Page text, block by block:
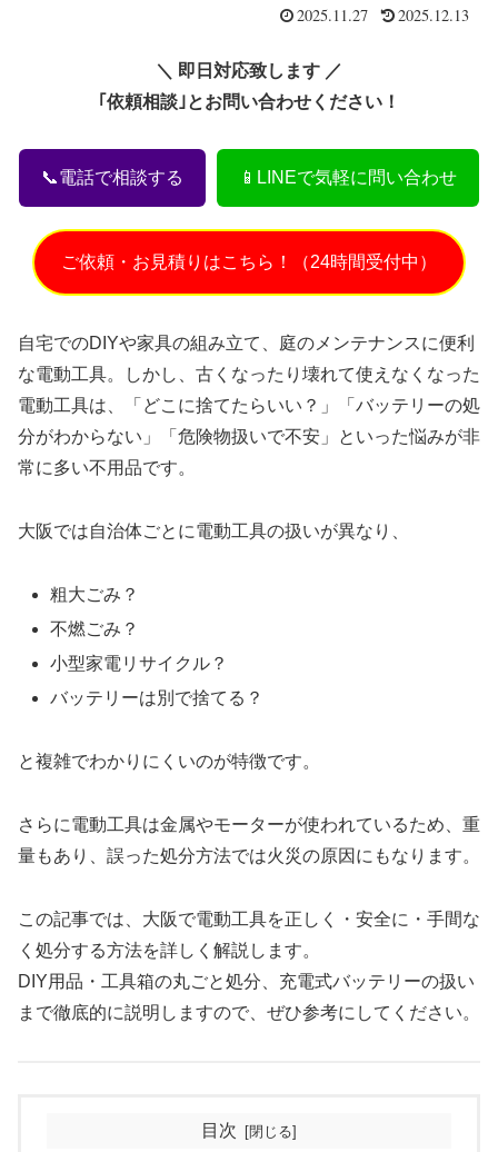
2025.11.27 2025.12.13
＼ 即日対応致します ／
｢依頼相談｣とお問い合わせください！
📞電話で相談する 📱LINEで気軽に問い合わせ
ご依頼・お見積りはこちら！（24時間受付中）
自宅でのDIYや家具の組み立て、庭のメンテナンスに便利
な電動工具。しかし、古くなったり壊れて使えなくなった
電動工具は、「どこに捨てたらいい？」「バッテリーの処
分がわからない」「危険物扱いで不安」といった悩みが非
常に多い不用品です。
大阪では自治体ごとに電動工具の扱いが異なり、
粗大ごみ？
不燃ごみ？
小型家電リサイクル？
バッテリーは別で捨てる？
と複雑でわかりにくいのが特徴です。
さらに電動工具は金属やモーターが使われているため、重
量もあり、誤った処分方法では火災の原因にもなります。
この記事では、大阪で電動工具を正しく・安全に・手間な
く処分する方法を詳しく解説します。
DIY用品・工具箱の丸ごと処分、充電式バッテリーの扱い
まで徹底的に説明しますので、ぜひ参考にしてください。
目次